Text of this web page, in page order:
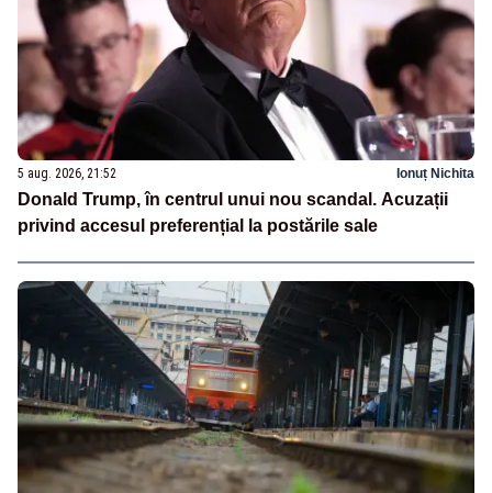
5 aug. 2026, 21:52 Ionuț Nichita
Donald Trump, în centrul unui nou scandal. Acuzații
privind accesul preferențial la postările sale